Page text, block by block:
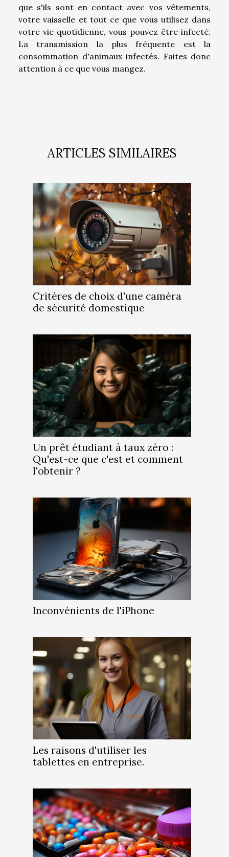
que s'ils sont en contact avec vos vêtements,
votre vaisselle et tout ce que vous utilisez dans
votre vie quotidienne, vous pouvez être infecté.
La transmission la plus fréquente est la
consommation d'animaux infectés. Faites donc
attention à ce que vous mangez.
ARTICLES SIMILAIRES
Critères de choix d'une caméra
de sécurité domestique
Un prêt étudiant à taux zéro :
Qu'est-ce que c'est et comment
l'obtenir ?
Inconvénients de l'iPhone
Les raisons d'utiliser les
tablettes en entreprise.